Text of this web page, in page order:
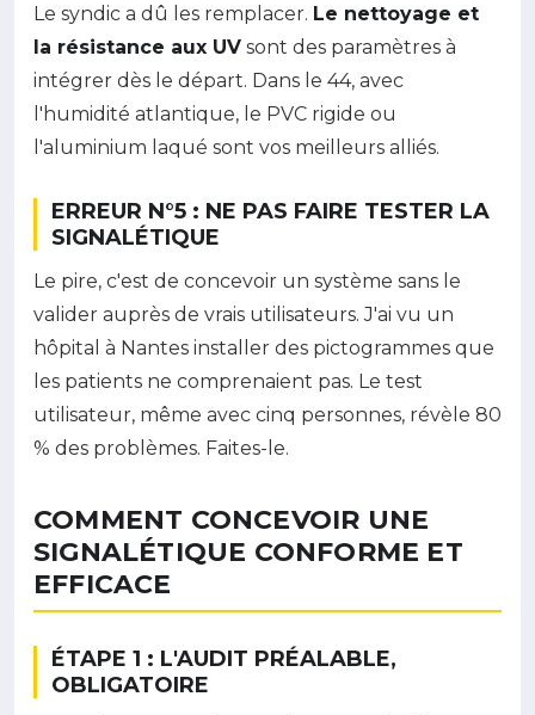
Le syndic a dû les remplacer. Le nettoyage et
la résistance aux UV sont des paramètres à
intégrer dès le départ. Dans le 44, avec
l'humidité atlantique, le PVC rigide ou
l'aluminium laqué sont vos meilleurs alliés.
ERREUR N°5 : NE PAS FAIRE TESTER LA
SIGNALÉTIQUE
Le pire, c'est de concevoir un système sans le
valider auprès de vrais utilisateurs. J'ai vu un
hôpital à Nantes installer des pictogrammes que
les patients ne comprenaient pas. Le test
utilisateur, même avec cinq personnes, révèle 80
% des problèmes. Faites-le.
COMMENT CONCEVOIR UNE
SIGNALÉTIQUE CONFORME ET
EFFICACE
ÉTAPE 1 : L'AUDIT PRÉALABLE,
OBLIGATOIRE